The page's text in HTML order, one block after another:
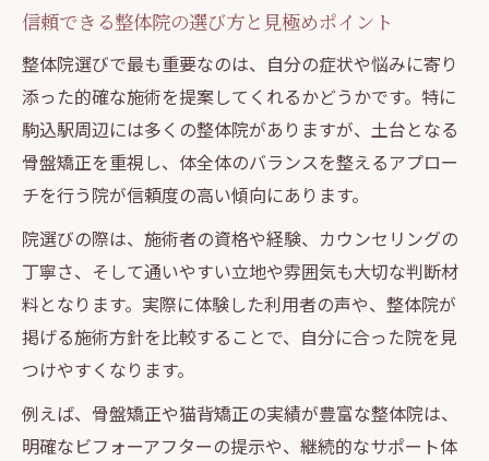
信頼できる整体院の選び方と見極めポイント
整体院選びで最も重要なのは、自分の症状や悩みに寄り
添った的確な施術を提案してくれるかどうかです。特に
駒込駅周辺には多くの整体院がありますが、土台となる
骨盤矯正を重視し、体全体のバランスを整えるアプロー
チを行う院が信頼度の高い傾向にあります。
院選びの際は、施術者の資格や経験、カウンセリングの
丁寧さ、そして通いやすい立地や雰囲気も大切な判断材
料となります。実際に体験した利用者の声や、整体院が
掲げる施術方針を比較することで、自分に合った院を見
つけやすくなります。
例えば、骨盤矯正や猫背矯正の実績が豊富な整体院は、
明確なビフォーアフターの提示や、継続的なサポート体